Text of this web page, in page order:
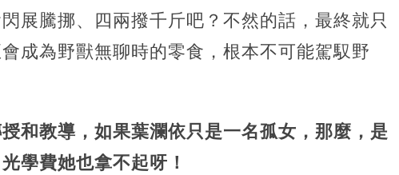
展騰挪、四兩撥千斤吧？不然的話，最終就只
成為野獸無聊時的零食，根本不可能駕馭野
和教導，如果葉瀾依只是一名孤女，那麼，是
學費她也拿不起呀！